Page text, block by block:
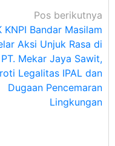
Pos berikutnya
KNPI Bandar Masilam
Aksi Unjuk Rasa di
PT. Mekar Jaya Sawit,
Legalitas IPAL dan
Dugaan Pencemaran
Lingkungan